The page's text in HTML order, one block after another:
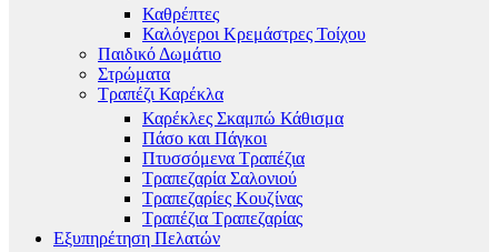
Καθρέπτες
Καλόγεροι Κρεμάστρες Τοίχου
Παιδικό Δωμάτιο
Στρώματα
Τραπέζι Καρέκλα
Καρέκλες Σκαμπώ Κάθισμα
Πάσο και Πάγκοι
Πτυσσόμενα Τραπέζια
Τραπεζαρία Σαλονιού
Τραπεζαρίες Κουζίνας
Τραπέζια Τραπεζαρίας
Εξυπηρέτηση Πελατών